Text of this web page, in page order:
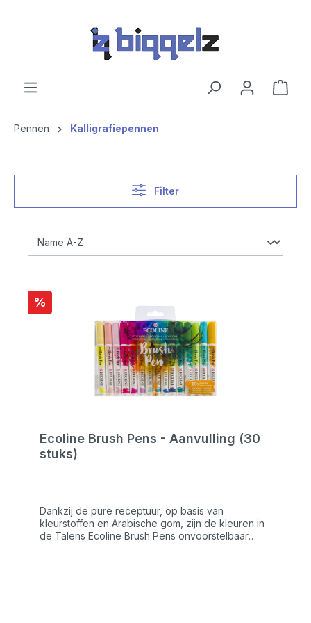
Pennen Kalligrafiepennen
Filter
%
Ecoline Brush Pens - Aanvulling (30
stuks)
Dankzij de pure receptuur, op basis van
kleurstoffen en Arabische gom, zijn de kleuren in
de Talens Ecoline Brush Pens onvoorstelbaar